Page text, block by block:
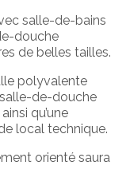
salle-de-bains
douche
de belles tailles.
polyvalente
salle-de-douche
ainsi qu’une
local technique.
orienté saura